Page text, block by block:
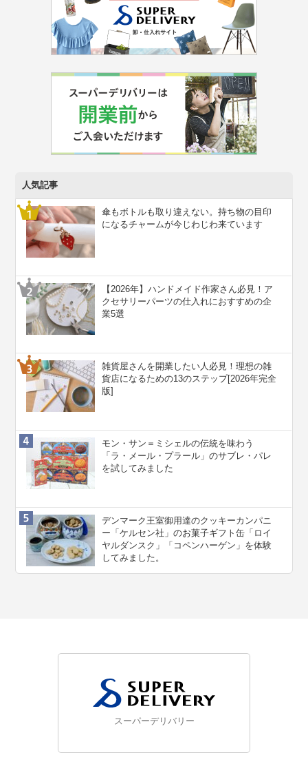
人気記事
傘もボトルも取り違えない。持ち物の目印
になるチャームが今じわじわ来ています
【2026年】ハンドメイド作家さん必見！ア
クセサリーパーツの仕入れにおすすめの企
業5選
雑貨屋さんを開業したい人必見！理想の雑
貨店になるための13のステップ[2026年完全
版]
モン・サン＝ミシェルの伝統を味わう
「ラ・メール・プラール」のサブレ・パレ
を試してみました
デンマーク王室御用達のクッキーカンパニ
ー「ケルセン社」のお菓子ギフト缶「ロイ
ヤルダンスク」「コペンハーゲン」を体験
してみました。
スーパーデリバリー